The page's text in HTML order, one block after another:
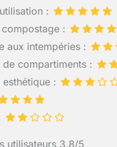
:
:
aux intempéries :
de compartiments :
:
utilisateurs 3.8/5